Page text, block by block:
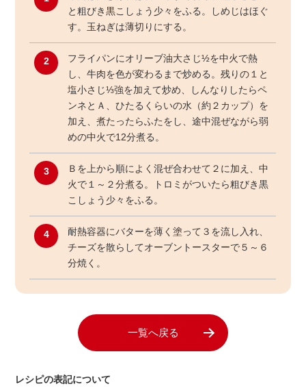
と粗びき黒こしょう少々をふる。しめじはほぐ
す。玉ねぎは薄切りにする。
2
フライパンにオリーブ油大さじ½を中火で熱
し、牛肉を色が変わるまで炒める。残りの１と
塩小さじ⅓強を加えて炒め、しんなりしたらペ
ンネとＡ、ひたるくらいの水（約２カップ）を
加え、煮たったらふたをし、途中混ぜながら弱
めの中火で12分煮る。
3
Ｂを上から順によく混ぜ合わせて２に加え、中
火で１～２分煮る。トロミがついたら粗びき黒
こしょう少々をふる。
4
耐熱容器にバターを薄く塗って３を流し入れ、
チーズを散らしてオーブントースターで５～６
分焼く。
一覧へ戻る
レシピの表記について